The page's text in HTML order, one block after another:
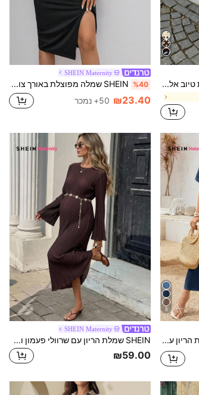
Lyckli שמלת טיוב אלגנטית להריון עם הדפס נקודות לקיץ
SHEIN Maternity
%40 SHEIN שמלה מפוצלת באורך צוואר וברכיים של נשים בהריון צמודות ליולדות
₪23.40 50+ נמכר
5
SHEIN שמלת הריון עם צווארון V בצבע אחיד, שרוולים קצרים ועטלף
SHEIN Maternity
SHEIN שמלת הריון עם שרוולי פעמון וצווארון עגול
₪59.00